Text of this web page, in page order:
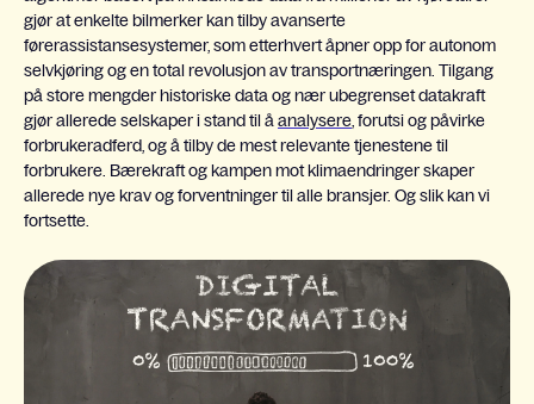
gjør at enkelte bilmerker kan tilby avanserte
førerassistansesystemer, som etterhvert åpner opp for autonom
selvkjøring og en total revolusjon av transportnæringen. Tilgang
på store mengder historiske data og nær ubegrenset datakraft
gjør allerede selskaper i stand til å analysere , forutsi og påvirke
forbrukeradferd, og å tilby de mest relevante tjenestene til
forbrukere. Bærekraft og kampen mot klimaendringer skaper
allerede nye krav og forventninger til alle bransjer. Og slik kan vi
fortsette.